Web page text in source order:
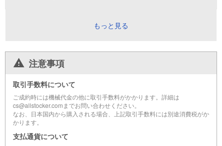
もっと見る
注意事項
取引手数料について
ご成約時には機械代金の他に取引手数料がかかります。詳細は
cs@allstocker.comまでお問い合わせください。
なお、日本国内から購入される場合、上記取引手数料には別途消費税がか
かります。
支払通貨について